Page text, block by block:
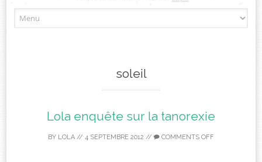
to
soleil
Lola enquête sur la tanorexie
BY LOLA // 4 SEPTEMBRE 2012 // COMMENTS OFF